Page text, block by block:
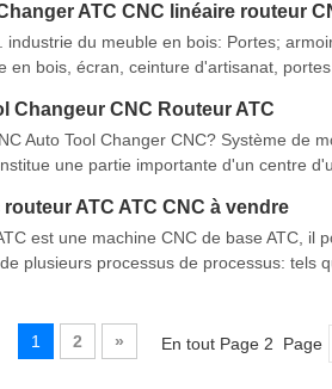
ATC CNC linéaire routeur
industrie du meuble en bois: Portes;
en bois, écran, ceinture d'artisanat,
Changeur CNC Routeur ATC
Auto Tool Changer CNC? Système de
une partie importante d'un centre
ATC ATC CNC à vendre
est une machine CNC de base ATC,
plusieurs processus de processus: tels
1
2 » En tout Page 2 Page